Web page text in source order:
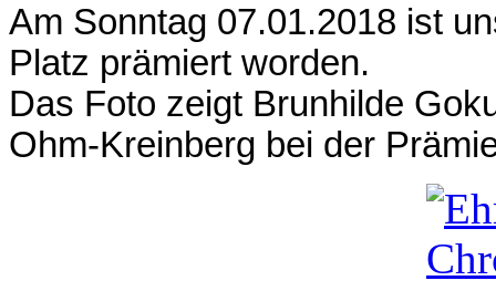
Am Sonntag 07.01.2018 ist
Platz prämiert worden.
Das Foto zeigt Brunhilde
Ohm-Kreinberg bei der